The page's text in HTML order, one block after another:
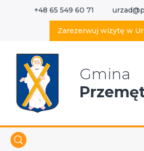
+48 65 549 60 71
Zarezerwuj wizytę w
Gmina
Wyszukaj w serwisie